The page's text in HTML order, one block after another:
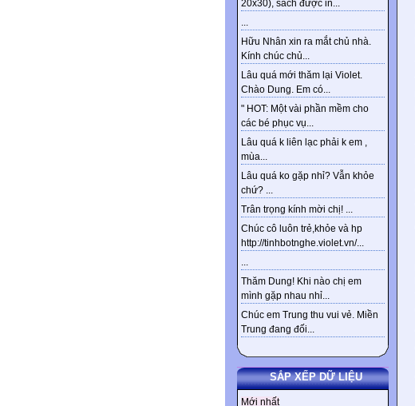
20x30), sách được in...
...
Hữu Nhân xin ra mắt chủ nhà.
Kính chúc chủ...
Lâu quá mới thăm lại Violet.
Chào Dung. Em có...
" HOT: Một vài phần mềm cho
các bé phục vụ...
Lâu quá k liên lạc phải k em ,
mùa...
Lâu quá ko gặp nhỉ? Vẫn khỏe
chứ? ...
Trân trọng kính mời chị! ...
Chúc cô luôn trẻ,khỏe và hp
http://tinhbotnghe.violet.vn/...
...
Thăm Dung! Khi nào chị em
mình gặp nhau nhỉ...
Chúc em Trung thu vui vẻ. Miền
Trung đang đối...
SẮP XẾP DỮ LIỆU
Mới nhất